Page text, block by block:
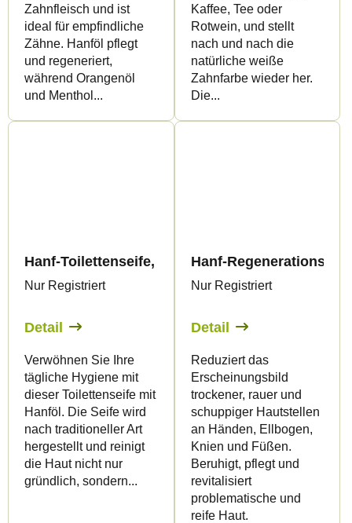
Zahnfleisch und ist
ideal für empfindliche
Zähne. Hanföl pflegt
und regeneriert,
während Orangenöl
und Menthol...
Kaffee, Tee oder
Rotwein, und stellt
nach und nach die
natürliche weiße
Zahnfarbe wieder her.
Die...
Hanf-Toilettenseife, 100 g - Palacio
Nur Registriert
Detail
Verwöhnen Sie Ihre
tägliche Hygiene mit
dieser Toilettenseife mit
Hanföl. Die Seife wird
nach traditioneller Art
hergestellt und reinigt
die Haut nicht nur
gründlich, sondern...
Hanf-
Nur Registriert
Detail
Reduziert das
Erscheinungsbild
trockener, rauer und
schuppiger Hautstellen
an Händen, Ellbogen,
Knien und Füßen.
Beruhigt, pflegt und
revitalisiert
problematische und
reife Haut.